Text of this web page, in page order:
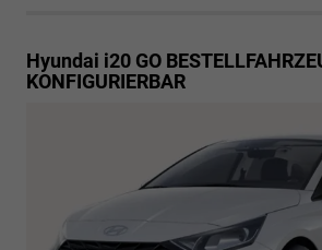
Hyundai i20 GO
KONFIGURIERBAR